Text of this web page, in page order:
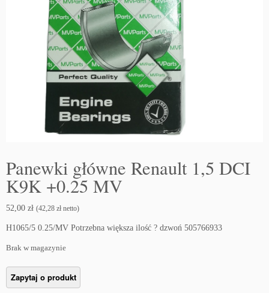
Panewki główne Renault 1,5 DCI
K9K +0.25 MV
52,00 zł (42,28 zł netto)
H1065/5 0.25/MV Potrzebna większa ilość ? dzwoń 505766933
Brak w magazynie